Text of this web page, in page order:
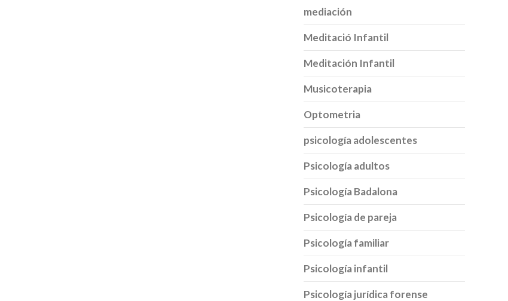
mediación
Meditació Infantil
Meditación Infantil
Musicoterapia
Optometria
psicología adolescentes
Psicología adultos
Psicología Badalona
Psicología de pareja
Psicología familiar
Psicología infantil
Psicología jurídica forense